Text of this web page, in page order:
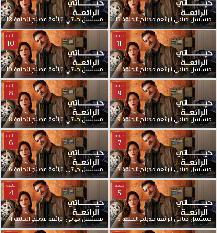
مسلسلحياتي الرائعة مدبلجالحلقة13 مسلسلحياتي الرائعة مدبلجالحلقة12
حلقة
11
مسلسلحياتي الرائعة مدبلجالحلقة11
حلقة
10
مسلسلحياتي الرائعة مدبلجالحلقة10
حلقة
9
مسلسلحياتي الرائعة مدبلجالحلقة9
حلقة
8
مسلسلحياتي الرائعة مدبلجالحلقة8
حلقة
7
مسلسلحياتي الرائعة مدبلجالحلقة7
حلقة
6
مسلسلحياتي الرائعة مدبلجالحلقة6
حلقة
5
مسلسلحياتي الرائعة مدبلجالحلقة5
حلقة
4
مسلسلحياتي الرائعة مدبلجالحلقة4